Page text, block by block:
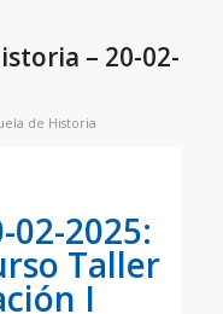
– 20-02-
de Historia
02-2025:
Taller
I